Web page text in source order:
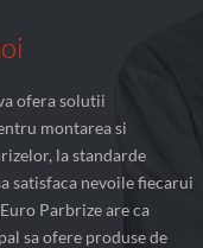
ofera solutii
montarea si
la standarde
satisfaca nevoile fiecarui
Parbrize are ca
sa ofere produse de